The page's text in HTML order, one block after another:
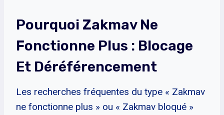
Pourquoi Zakmav Ne
Fonctionne Plus : Blocage
Et Déréférencement
Les recherches fréquentes du type « Zakmav
ne fonctionne plus » ou « Zakmav bloqué »